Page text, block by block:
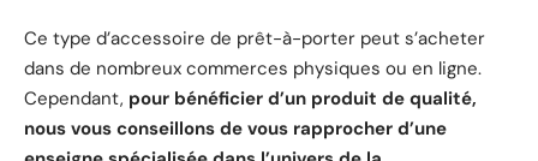
Ce type d’accessoire de prêt-à-porter peut s’acheter
dans de nombreux commerces physiques ou en ligne.
Cependant, pour bénéficier d’un produit de qualité,
nous vous conseillons de vous rapprocher d’une